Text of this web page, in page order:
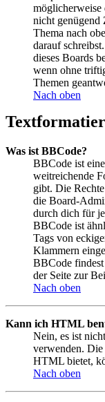
möglicherweise
nicht genügend
Thema nach
darauf
dieses Boards
wenn ohne
Themen
Nach oben
Was ist BBCode?
BBCode ist
weitreichende
gibt. Die
die Board-
durch dich für
BBCode ist
Tags von
Klammern
BBCode
der Seite zur
Nach oben
Kann ich HTML
Nein, es ist
verwenden.
HTML bietet,
Nach oben